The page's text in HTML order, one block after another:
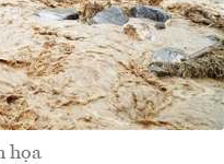
họa